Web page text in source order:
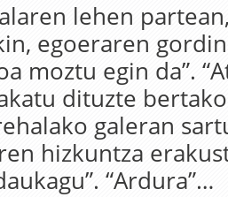
lehen
egoeraren
moztu egin da”.
dituzte
galeran
hizkuntza
“Ardura”…